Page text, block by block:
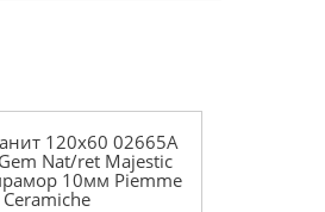
120x60 02665A
Nat/ret Majestic
10мм Piemme
Ceramiche